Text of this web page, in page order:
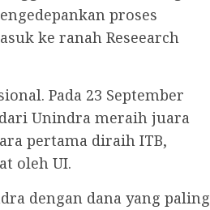
proses
ke ranah Reseearch
Pada 23 September
Unindra meraih juara
pertama diraih ITB,
oleh UI.
dengan dana yang paling